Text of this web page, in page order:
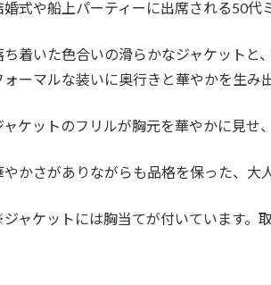
婚式や船上パーティーに出席される50代
ち着いた色合いの滑らかなジャケットと
ォーマルな装いに奥行きと華やかを生み
ャケットのフリルが胸元を華やかに見せ
やかさがありながらも品格を保った、
ャケットには胸当てが付いています。取